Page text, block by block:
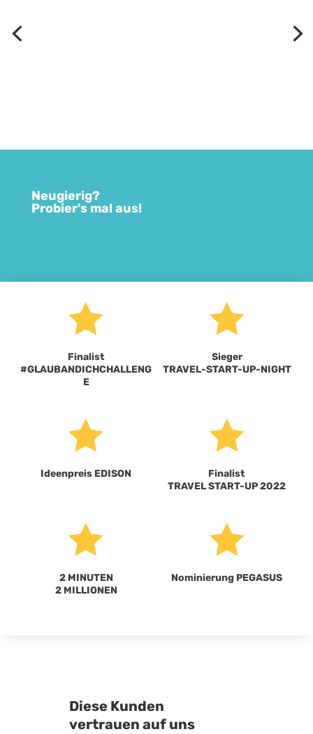
Neugierig?
Probier's mal aus!

Finalist
#GLAUBANDICHCHALLENG
E

Sieger
TRAVEL-START-UP-NIGHT

Ideenpreis EDISON

Finalist
TRAVEL START-UP 2022

2 MINUTEN
2 MILLIONEN

Nominierung PEGASUS
Diese Kunden
vertrauen auf uns